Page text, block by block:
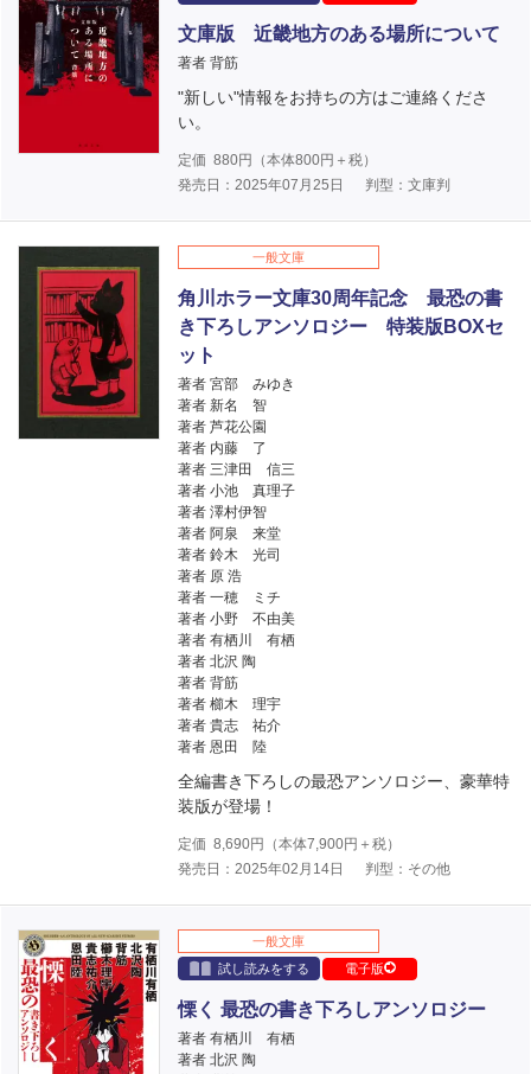
文庫版 近畿地方のある場所について
著者 背筋
"新しい"情報をお持ちの方はご連絡くださ
い。
定価 880円（本体800円＋税）
発売日：2025年07月25日
判型：文庫判
一般文庫
角川ホラー文庫30周年記念 最恐の書
き下ろしアンソロジー 特装版BOXセ
ット
著者 宮部 みゆき
著者 新名 智
著者 芦花公園
著者 内藤 了
著者 三津田 信三
著者 小池 真理子
著者 澤村伊智
著者 阿泉 来堂
著者 鈴木 光司
著者 原 浩
著者 一穂 ミチ
著者 小野 不由美
著者 有栖川 有栖
著者 北沢 陶
著者 背筋
著者 櫛木 理宇
著者 貴志 祐介
著者 恩田 陸
全編書き下ろしの最恐アンソロジー、豪華特
装版が登場！
定価 8,690円（本体7,900円＋税）
発売日：2025年02月14日
判型：その他
一般文庫
試し読みをする
電子版
慄く 最恐の書き下ろしアンソロジー
著者 有栖川 有栖
著者 北沢 陶